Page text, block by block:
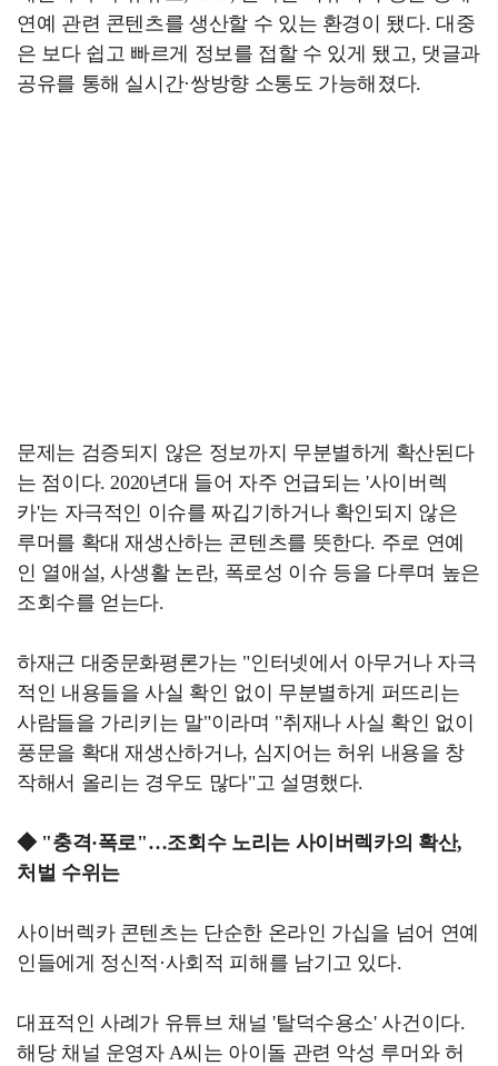
연예 관련 콘텐츠를 생산할 수 있는 환경이 됐다. 대중
은 보다 쉽고 빠르게 정보를 접할 수 있게 됐고, 댓글과
공유를 통해 실시간·쌍방향 소통도 가능해졌다.
문제는 검증되지 않은 정보까지 무분별하게 확산된다
는 점이다. 2020년대 들어 자주 언급되는 '사이버렉
카'는 자극적인 이슈를 짜깁기하거나 확인되지 않은
루머를 확대 재생산하는 콘텐츠를 뜻한다. 주로 연예
인 열애설, 사생활 논란, 폭로성 이슈 등을 다루며 높은
조회수를 얻는다.
하재근 대중문화평론가는 "인터넷에서 아무거나 자극
적인 내용들을 사실 확인 없이 무분별하게 퍼뜨리는
사람들을 가리키는 말"이라며 "취재나 사실 확인 없이
풍문을 확대 재생산하거나, 심지어는 허위 내용을 창
작해서 올리는 경우도 많다"고 설명했다.
◆ "충격·폭로"…조회수 노리는 사이버렉카의 확산,
처벌 수위는
사이버렉카 콘텐츠는 단순한 온라인 가십을 넘어 연예
인들에게 정신적·사회적 피해를 남기고 있다.
대표적인 사례가 유튜브 채널 '탈덕수용소' 사건이다.
해당 채널 운영자 A씨는 아이돌 관련 악성 루머와 허